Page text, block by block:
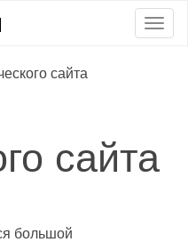
сайта
сайта
большой